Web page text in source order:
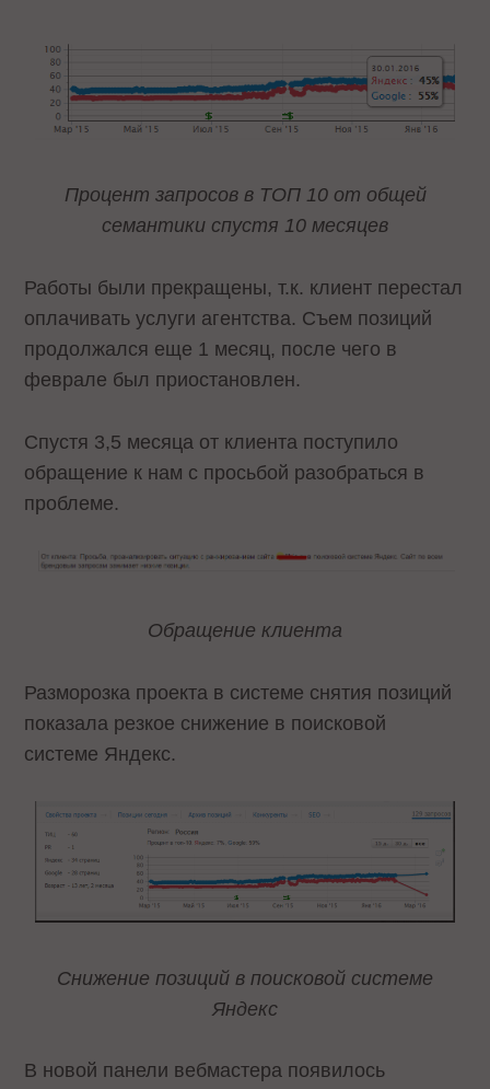
Процент запросов в ТОП 10 от общей
семантики спустя 10 месяцев
Работы были прекращены, т.к. клиент перестал
оплачивать услуги агентства. Съем позиций
продолжался еще 1 месяц, после чего в
феврале был приостановлен.
Спустя 3,5 месяца от клиента поступило
обращение к нам с просьбой разобраться в
проблеме.
Обращение клиента
Разморозка проекта в системе снятия позиций
показала резкое снижение в поисковой
системе Яндекс.
Снижение позиций в поисковой системе
Яндекс
В новой панели вебмастера появилось